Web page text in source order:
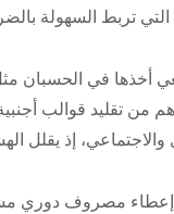
تربط السهولة
أخذها في الحسبان
من تقليد قوالب
إذ يقلل
إعطاء مصروف